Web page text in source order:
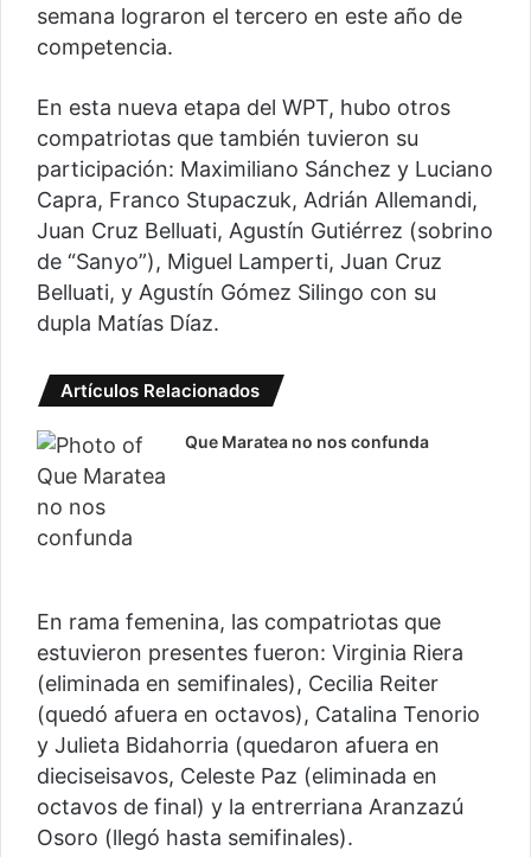
semana lograron el tercero en este año de
competencia.
En esta nueva etapa del WPT, hubo otros
compatriotas que también tuvieron su
participación: Maximiliano Sánchez y Luciano
Capra, Franco Stupaczuk, Adrián Allemandi,
Juan Cruz Belluati, Agustín Gutiérrez (sobrino
de “Sanyo”), Miguel Lamperti, Juan Cruz
Belluati, y Agustín Gómez Silingo con su
dupla Matías Díaz.
Artículos Relacionados
Que Maratea no nos confunda
En rama femenina, las compatriotas que
estuvieron presentes fueron: Virginia Riera
(eliminada en semifinales), Cecilia Reiter
(quedó afuera en octavos), Catalina Tenorio
y Julieta Bidahorria (quedaron afuera en
dieciseisavos, Celeste Paz (eliminada en
octavos de final) y la entrerriana Aranzazú
Osoro (llegó hasta semifinales).